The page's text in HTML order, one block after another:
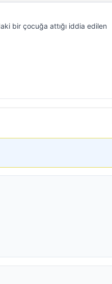
bir çocuğa attığı iddia edilen